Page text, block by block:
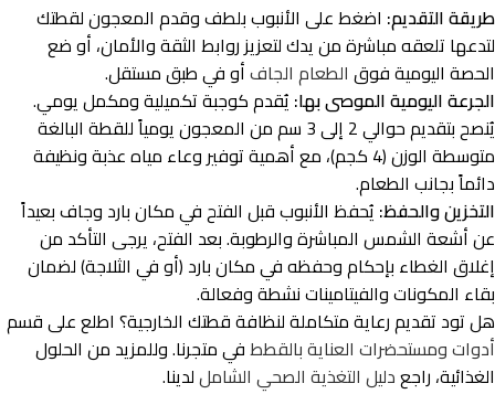
طريقة التقديم: اضغط على الأنبوب بلطف وقدم المعجون لقطتك
لتدعها تلعقه مباشرة من يدك لتعزيز روابط الثقة والأمان، أو ضع
الحصة اليومية فوق الطعام الجافأو في طبق مستقل.
الجرعة اليومية الموصى بها: يُقدم كوجبة تكميلية ومكمل يومي.
يُنصح بتقديم حوالي 2 إلى 3 سم من المعجون يومياً للقطة البالغة
متوسطة الوزن (4 كجم)، مع أهمية توفير وعاء مياه عذبة ونظيفة
دائماً بجانب الطعام.
التخزين والحفظ: يُحفظ الأنبوب قبل الفتح في مكان بارد وجاف بعيداً
عن أشعة الشمس المباشرة والرطوبة. بعد الفتح، يرجى التأكد من
إغلاق الغطاء بإحكام وحفظه في مكان بارد (أو في الثلاجة) لضمان
بقاء المكونات والفيتامينات نشطة وفعالة.
هل تود تقديم رعاية متكاملة لنظافة قطتك الخارجية؟ اطلع على قسم
أدوات ومستحضرات العناية بالقططفي متجرنا. وللمزيد من الحلول
الغذائية، راجعدليل التغذية الصحي الشامللدينا.